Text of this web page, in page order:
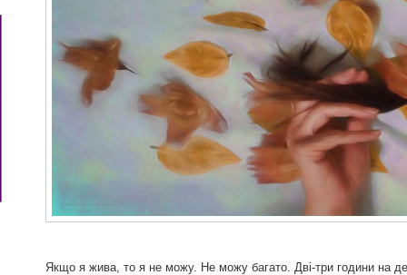
Якщо я жива, то я не можу. Не можу багато. Дві-три години на